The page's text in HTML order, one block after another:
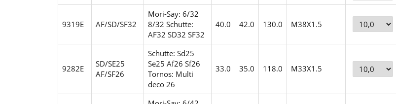
9319E AF/SD/SF32
Mori-Say: 6/32
8/32 Schutte:
AF32 SD32 SF32
40.0 42.0 130.0 M38X1.5
9282E
SD/SE25
AF/SF26
Schutte: Sd25
Se25 Af26 Sf26
Tornos: Multi
deco 26
33.0 35.0 118.0 M33X1.5